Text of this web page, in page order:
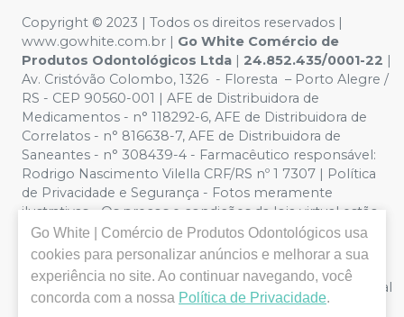
Copyright ©️ 2023 | Todos os direitos reservados |
www.gowhite.com.br | Go White Comércio de
Produtos Odontológicos Ltda | 24.852.435/0001-22 |
Av. Cristóvão Colombo, 1326 - Floresta – Porto Alegre /
RS - CEP 90560-001 | AFE de Distribuidora de
Medicamentos - n° 118292-6, AFE de Distribuidora de
Correlatos - n° 816638-7, AFE de Distribuidora de
Saneantes - n° 308439-4 - Farmacêutico responsável:
Rodrigo Nascimento Vilella CRF/RS nº 1 7307 | Política
de Privacidade e Segurança - Fotos meramente
ilustrativas - Os preços e condições da loja virtual estão
sujeitos a alterações. Em caso de divergência de preços
no site, o valor válido é o do Carrinho de Compra. Não
vendemos por atacado, logo nos reservamos o direito
de não atender compras de grandes volumes pelo canal
e-commerce.
Go White | Comércio de Produtos Odontológicos usa
cookies para personalizar anúncios e melhorar a sua
experiência no site. Ao continuar navegando, você
concorda com a nossa Política de Privacidade.